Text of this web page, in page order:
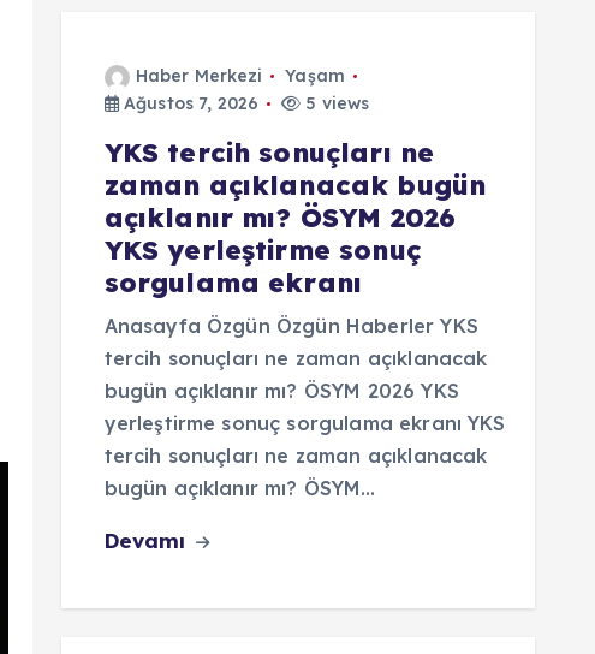
Haber Merkezi
Yaşam
Ağustos 7, 2026
5 views
YKS tercih sonuçları ne
zaman açıklanacak bugün
açıklanır mı? ÖSYM 2026
YKS yerleştirme sonuç
sorgulama ekranı
Anasayfa Özgün Özgün Haberler YKS
tercih sonuçları ne zaman açıklanacak
bugün açıklanır mı? ÖSYM 2026 YKS
yerleştirme sonuç sorgulama ekranı YKS
tercih sonuçları ne zaman açıklanacak
bugün açıklanır mı? ÖSYM…
Devamı